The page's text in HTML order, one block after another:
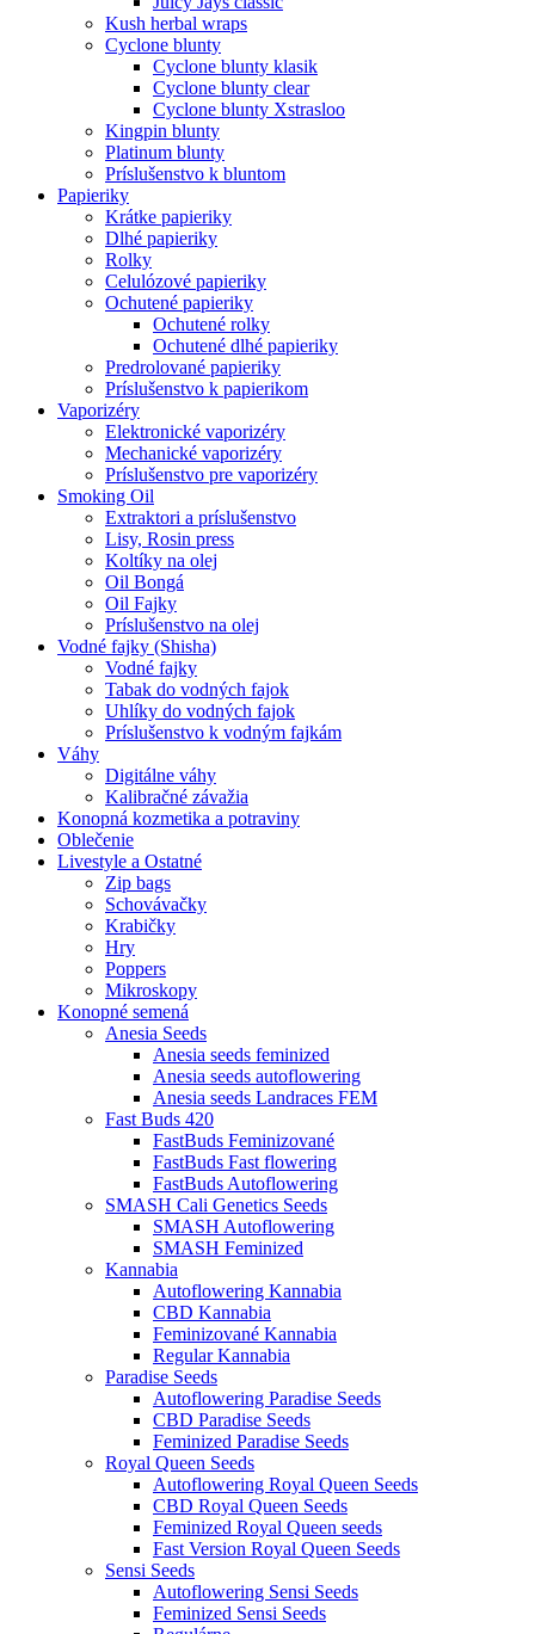
Kush herbal wraps
Cyclone blunty
Cyclone blunty klasik
Cyclone blunty clear
Cyclone blunty Xstrasloo
Kingpin blunty
Platinum blunty
Príslušenstvo k bluntom
Papieriky
Krátke papieriky
Dlhé papieriky
Rolky
Celulózové papieriky
Ochutené papieriky
Ochutené rolky
Ochutené dlhé papieriky
Predrolované papieriky
Príslušenstvo k papierikom
Vaporizéry
Elektronické vaporizéry
Mechanické vaporizéry
Príslušenstvo pre vaporizéry
Smoking Oil
Extraktori a príslušenstvo
Lisy, Rosin press
Koltíky na olej
Oil Bongá
Oil Fajky
Príslušenstvo na olej
Vodné fajky (Shisha)
Vodné fajky
Tabak do vodných fajok
Uhlíky do vodných fajok
Príslušenstvo k vodným fajkám
Váhy
Digitálne váhy
Kalibračné závažia
Konopná kozmetika a potraviny
Oblečenie
Livestyle a Ostatné
Zip bags
Schovávačky
Krabičky
Hry
Poppers
Mikroskopy
Konopné semená
Anesia Seeds
Anesia seeds feminized
Anesia seeds autoflowering
Anesia seeds Landraces FEM
Fast Buds 420
FastBuds Feminizované
FastBuds Fast flowering
FastBuds Autoflowering
SMASH Cali Genetics Seeds
SMASH Autoflowering
SMASH Feminized
Kannabia
Autoflowering Kannabia
CBD Kannabia
Feminizované Kannabia
Regular Kannabia
Paradise Seeds
Autoflowering Paradise Seeds
CBD Paradise Seeds
Feminized Paradise Seeds
Royal Queen Seeds
Autoflowering Royal Queen Seeds
CBD Royal Queen Seeds
Feminized Royal Queen seeds
Fast Version Royal Queen Seeds
Sensi Seeds
Autoflowering Sensi Seeds
Feminized Sensi Seeds